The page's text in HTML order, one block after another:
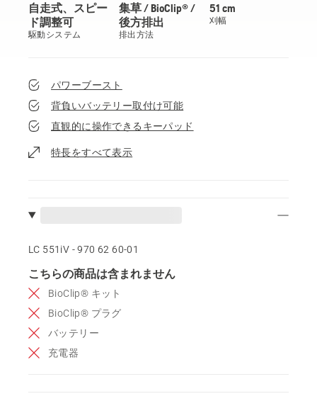
自走式、スピー
ド調整可
駆動システム
集草 / BioClip® /
後方排出
排出方法
51 cm
刈幅
パワーブースト
背負いバッテリー取付け可能
直観的に操作できるキーパッド
特長をすべて表示
LC 551iV - 970 62 60‑01
こちらの商品は含まれません
BioClip® キット
BioClip® プラグ
バッテリー
充電器